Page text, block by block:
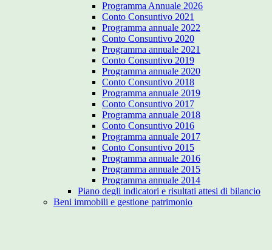
Programma Annuale 2026
Conto Consuntivo 2021
Programma annuale 2022
Conto Consuntivo 2020
Programma annuale 2021
Conto Consuntivo 2019
Programma annuale 2020
Conto Consuntivo 2018
Programma annuale 2019
Conto Consuntivo 2017
Programma annuale 2018
Conto Consuntivo 2016
Programma annuale 2017
Conto Consuntivo 2015
Programma annuale 2016
Programma annuale 2015
Programma annuale 2014
Piano degli indicatori e risultati attesi di bilancio
Beni immobili e gestione patrimonio